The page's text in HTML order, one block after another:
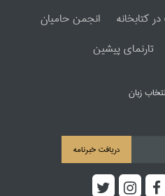
کتابخانه
انجمن حامیان
تارنمای پیشین
زبان
دریافت خبرنامه